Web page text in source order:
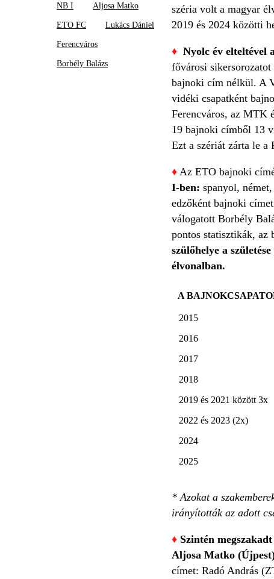
NB I Aljosa Matko
ETO FC Lukács Dániel
Ferencváros
Borbély Balázs
széria volt a magyar
2019 és 2024 közötti
♦ Nyolc év elteltével
fővárosi
bajnoki cím nélkül. A
vidéki csapatként
Ferencváros, az MTK
19 bajnoki címből 13
Ezt a szériát zárta le a
♦ Az ETO bajnoki
I-ben: spanyol,
edzőként bajnoki
válogatott Borbély
pontos statisztikák, az
szülőhelye a
élvonalban.
2015
2016
2017
2018
2019 és 2021 között 3x
2022 és 2023 (2x)
2024
2025
A
* Azokat a
irányították az adott
♦ Szintén
Aljosa Matko
címet: Radó András